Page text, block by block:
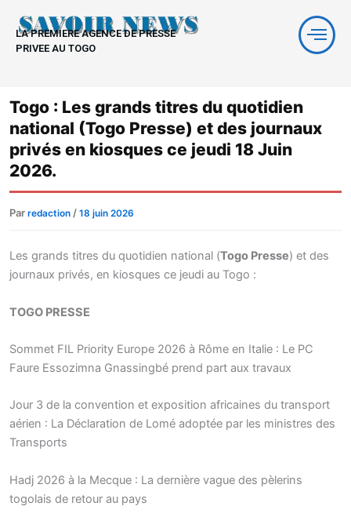
contenu
LA PREMIERE AGENCE DE PRESSE
PRIVEE AU TOGO
Togo : Les grands titres du quotidien
national (Togo Presse) et des journaux
privés en kiosques ce jeudi 18 Juin
2026.
Par redaction / 18 juin 2026
Les grands titres du quotidien national (Togo Presse) et des
journaux privés, en kiosques ce jeudi au Togo :
TOGO PRESSE
Sommet FIL Priority Europe 2026 à Rôme en Italie : Le PC
Faure Essozimna Gnassingbé prend part aux travaux
Jour 3 de la convention et exposition africaines du transport
aérien : La Déclaration de Lomé adoptée par les ministres des
Transports
Hadj 2026 à la Mecque : La dernière vague des pèlerins
togolais de retour au pays